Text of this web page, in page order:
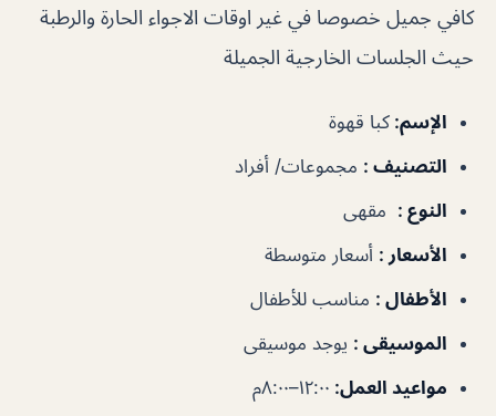
كافي جميل خصوصا في غير اوقات الاجواء الحارة والرطبة
حيث الجلسات الخارجية الجميلة
الإسم: كبا قهوة
التصنيف : مجموعات/ أفراد
النوع : مقهى
الأسعار : أسعار متوسطة
الأطفال : مناسب للأطفال
الموسيقى : يوجد موسيقى
مواعيد العمل: ١٢:٠٠–٨:٠٠م